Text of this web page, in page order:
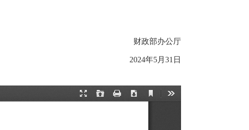
财政部办公厅
2024年5月31日